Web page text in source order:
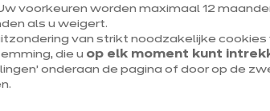
voorkeuren worden maximaal 12
als u weigert.
van strikt noodzakelijke
die u op elk moment kunt
onderaan de pagina of door op de